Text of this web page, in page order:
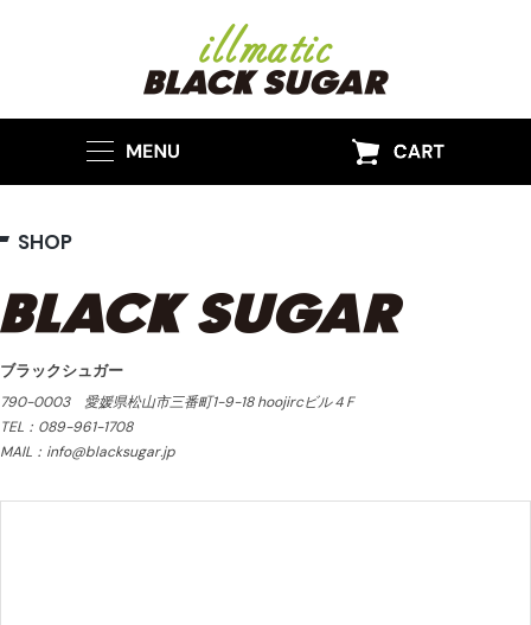
SHOP
ブラックシュガー
790-0003 愛媛県松山市三番町1-9-18 hoojircビル４F
TEL：089-961-1708
MAIL：info@blacksugar.jp